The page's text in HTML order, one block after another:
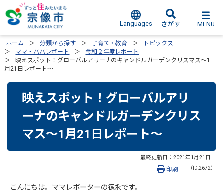
Languages さがす MENU
ホーム 分類から探す 子育て・教育
トピックス
ママ・パパレポート
令和２年度レポート
映えスポット！グローバルアリーナのキャンドルガーデンクリスマス～1
月21日レポート～
映えスポット！グローバルアリ
ーナのキャンドルガーデンクリス
マス～1月21日レポート～
最終更新日： 2021年1月21日
（ID:2672）
印刷
こんにちは。ママレポーターの徳永です。